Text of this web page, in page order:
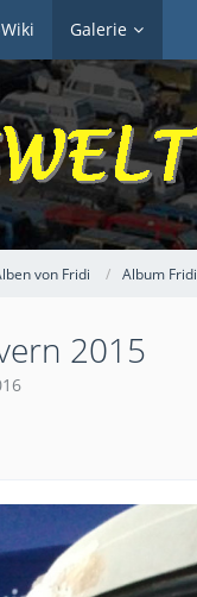
Galerie
von Fridi Album Fridi
2015